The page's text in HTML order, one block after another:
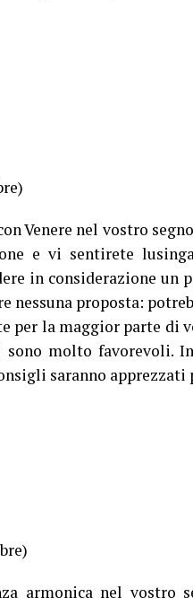
Venere nel vostro
e vi sentirete
in considerazione un
nessuna proposta:
per la maggior parte
molto favorevoli.
saranno apprezzati
armonica nel vostro